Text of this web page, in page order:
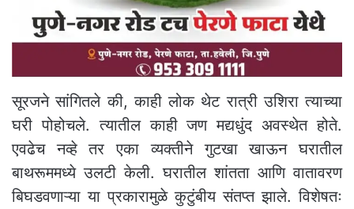
सूरजने सांगितले की, काही लोक थेट रात्री उशिरा त्याच्या
घरी पोहोचले. त्यातील काही जण मद्यधुंद अवस्थेत होते.
एवढेच नव्हे तर एका व्यक्तीने गुटखा खाऊन घरातील
बाथरूममध्ये उलटी केली. घरातील शांतता आणि वातावरण
बिघडवणाऱ्या या प्रकारामुळे कुटुंबीय संतप्त झाले. विशेषतः